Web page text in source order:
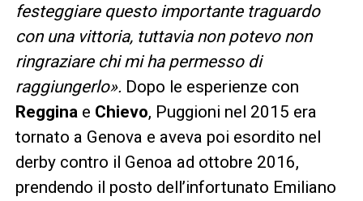
festeggiare questo importante traguardo
con una vittoria, tuttavia non potevo non
ringraziare chi mi ha permesso di
raggiungerlo». Dopo le esperienze con
Reggina e Chievo, Puggioni nel 2015 era
tornato a Genova e aveva poi esordito nel
derby contro il Genoa ad ottobre 2016,
prendendo il posto dell’infortunato Emiliano